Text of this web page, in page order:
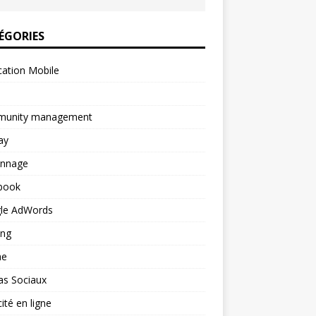
Mobile
management
AdWords
Sociaux
en ligne